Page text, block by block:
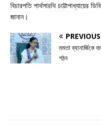
বিচারপতি পার্থসারথি চট্টোপাধ্যায়ের
জানান।
PREVIOUS
মমতা ব্যানার্জিকে
গঠন